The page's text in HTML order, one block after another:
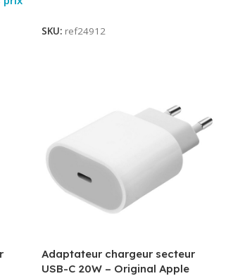
SKU: ref24912
Adaptateur chargeur secteur
USB-C 20W – Original Apple